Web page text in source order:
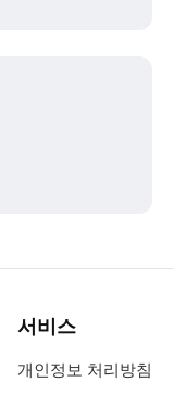
서비스
개인정보 처리방침